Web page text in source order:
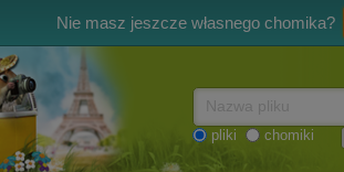
Nie masz jeszcze własnego chomika?
pliki chomiki